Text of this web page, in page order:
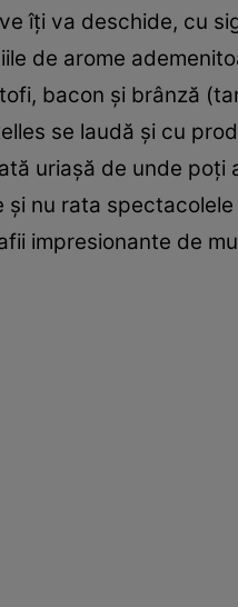
îţi va deschide, cu
de arome
bacon şi brânză
se laudă şi cu
uriaşă de unde
nu rata
impresionante de